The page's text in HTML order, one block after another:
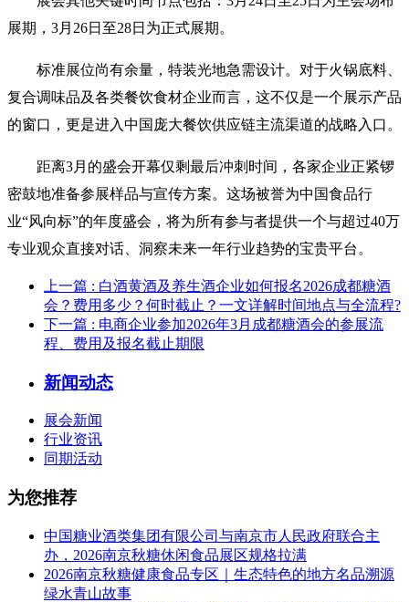
展期，3月26日至28日为正式展期。
标准展位尚有余量，特装光地急需设计。对于火锅底料、
复合调味品及各类餐饮食材企业而言，这不仅是一个展示产品
的窗口，更是进入中国庞大餐饮供应链主流渠道的战略入口。
距离3月的盛会开幕仅剩最后冲刺时间，各家企业正紧锣
密鼓地准备参展样品与宣传方案。这场被誉为中国食品行
业“风向标”的年度盛会，将为所有参与者提供一个与超过40万
专业观众直接对话、洞察未来一年行业趋势的宝贵平台。
上一篇 : 白酒黄酒及养生酒企业如何报名2026成都糖酒
会？费用多少？何时截止？一文详解时间地点与全流程?
下一篇 : 电商企业参加2026年3月成都糖酒会的参展流
程、费用及报名截止期限
新闻动态
展会新闻
行业资讯
同期活动
为您推荐
中国糖业酒类集团有限公司与南京市人民政府联合主
办，2026南京秋糖休闲食品展区规格拉满
2026南京秋糖健康食品专区｜生态特色的地方名品溯源
绿水青山故事